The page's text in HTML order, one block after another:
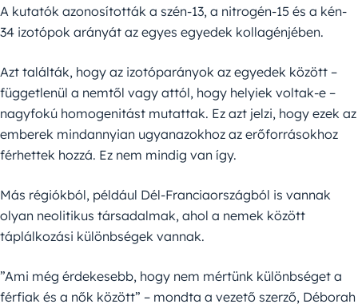
A kutatók azonosították a szén-13, a nitrogén-15 és a kén-
34 izotópok arányát az egyes egyedek kollagénjében.
Azt találták, hogy az izotóparányok az egyedek között –
függetlenül a nemtől vagy attól, hogy helyiek voltak-e –
nagyfokú homogenitást mutattak. Ez azt jelzi, hogy ezek az
emberek mindannyian ugyanazokhoz az erőforrásokhoz
férhettek hozzá. Ez nem mindig van így.
Más régiókból, például Dél-Franciaországból is vannak
olyan neolitikus társadalmak, ahol a nemek között
táplálkozási különbségek vannak.
”Ami még érdekesebb, hogy nem mértünk különbséget a
férfiak és a nők között” – mondta a vezető szerző, Déborah